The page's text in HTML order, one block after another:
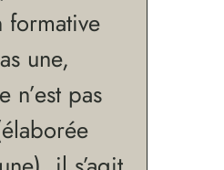
formative
une,
n’est pas